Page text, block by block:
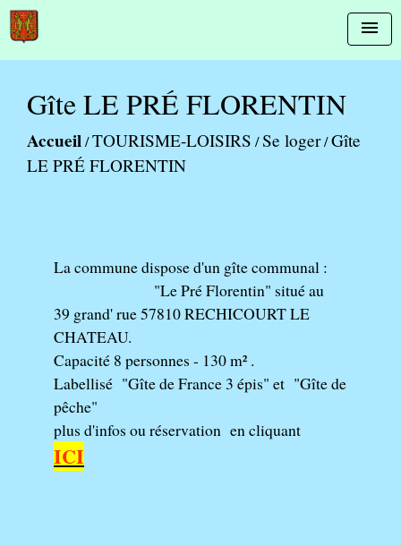
menu
Gîte LE PRÉ FLORENTIN
Accueil/TOURISME-LOISIRS /Se loger/Gîte
LE PRÉ FLORENTIN
La commune dispose d'un gîte communal :
"Le Pré Florentin" situé au
39 grand' rue 57810 RECHICOURT LE
CHATEAU.
Capacité 8 personnes - 130 m² .
Labellisé "Gîte de France 3 épis" et "Gîte de
pêche"
plus d'infos ou réservation en cliquant
ICI